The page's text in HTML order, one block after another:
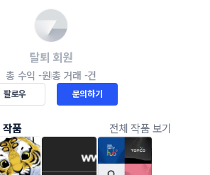
탈퇴 회원
총 수익 -원총 거래 -건
팔로우 문의하기
작품 전체 작품 보기